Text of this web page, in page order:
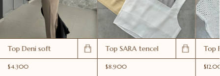
Top Deni soft
$4.300
Top SARA tencel
$8.900
Top